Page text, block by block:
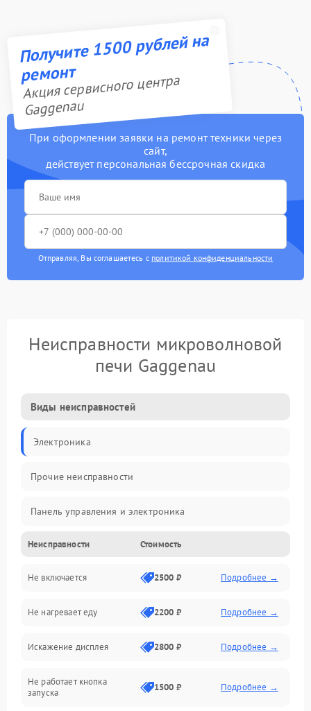
Получите 1500 рублей на
ремонт
Акция сервисного центра
Gaggenau
При оформлении заявки на ремонт техники через
сайт,
действует персональная бессрочная скидка
Отправляя, Вы соглашаетесь с политикой конфиденциальности
Неисправности микроволновой
печи Gaggenau
Виды неисправностей
Электроника
Прочие неисправности
Панель управления и электроника
Дверца и корпус
Механика и внутренние элементы
Механические повреждения
Питание и запуск
Нагрев и приготовление
Неисправности Стоимость
Не включается 2500 ₽ Подробнее →
Не нагревает еду 2200 ₽ Подробнее →
Искажение дисплея 2800 ₽ Подробнее →
Не работает кнопка
запуска
1500 ₽ Подробнее →